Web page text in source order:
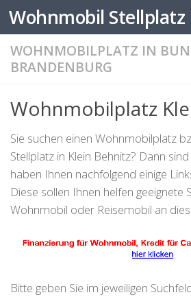
Zum Inhalt springen
WOHNMOBILPLATZ IN
BRANDENBURG
Wohnmobilplatz
Sie suchen einen Wohnmobilplatz
Stellplatz in Klein Behnitz? Dann
haben Ihnen nachfolgend einige
Diese sollen Ihnen helfen geeignete
Wohnmobil oder Reisemobil an
Bitte geben Sie im jeweiligen